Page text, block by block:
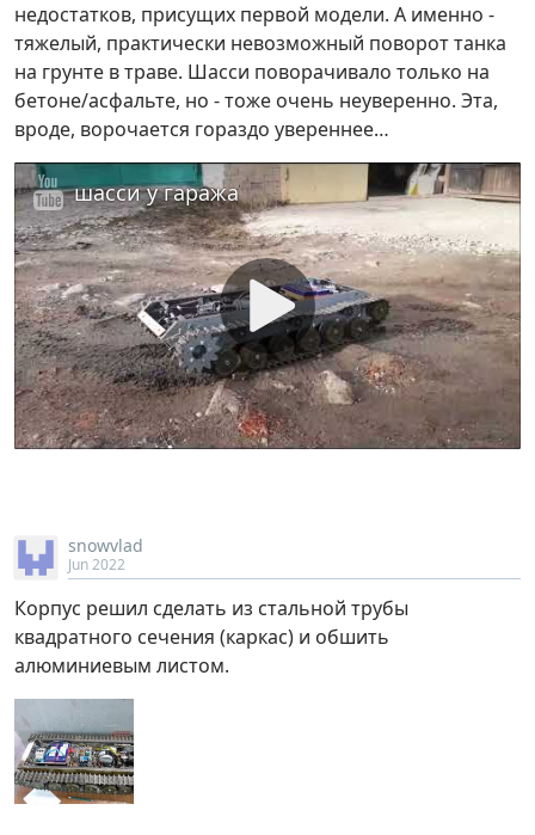
недостатков, присущих первой модели. А именно -
тяжелый, практически невозможный поворот танка
на грунте в траве. Шасси поворачивало только на
бетоне/асфальте, но - тоже очень неуверенно. Эта,
вроде, ворочается гораздо увереннее…
шасси у гаража
snowvlad
Jun 2022
Корпус решил сделать из стальной трубы
квадратного сечения (каркас) и обшить
алюминиевым листом.